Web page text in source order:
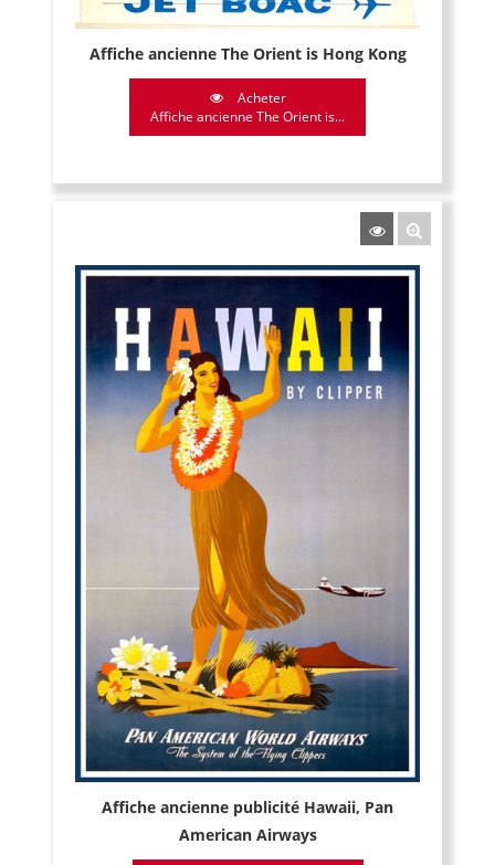
Affiche ancienne The Orient is Hong Kong
Acheter
Affiche ancienne The Orient is...
Affiche ancienne publicité Hawaii, Pan
American Airways